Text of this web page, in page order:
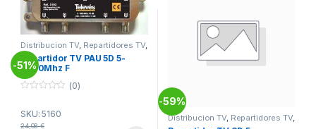
-51%
Distribucion TV, Repartidores TV,
Telecomunicacion
Repartidor TV PAU 5D 5-
2400Mhz F
u
t
(0)
SKU: 5160
24,08€
-59%
Distribucion TV, Repartidores TV,
Telecomunicacion